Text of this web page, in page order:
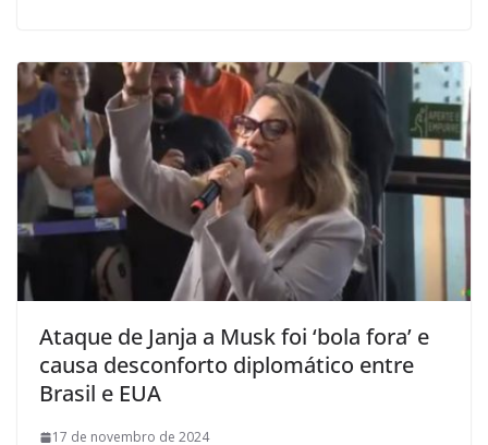
Ataque de Janja a Musk foi ‘bola fora’ e
causa desconforto diplomático entre
Brasil e EUA
17 de novembro de 2024